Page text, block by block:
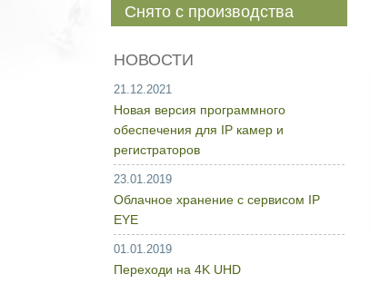
Снято с производства
НОВОСТИ
21.12.2021
Новая версия программного
обеспечения для IP камер и
регистраторов
23.01.2019
Облачное хранение с сервисом IP
EYE
01.01.2019
Переходи на 4K UHD